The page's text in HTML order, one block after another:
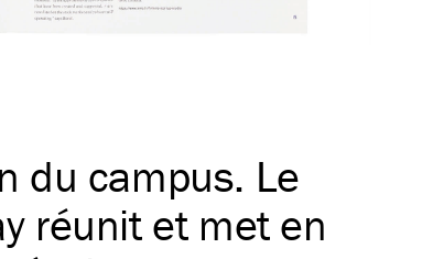
du campus. Le
réunit et met en